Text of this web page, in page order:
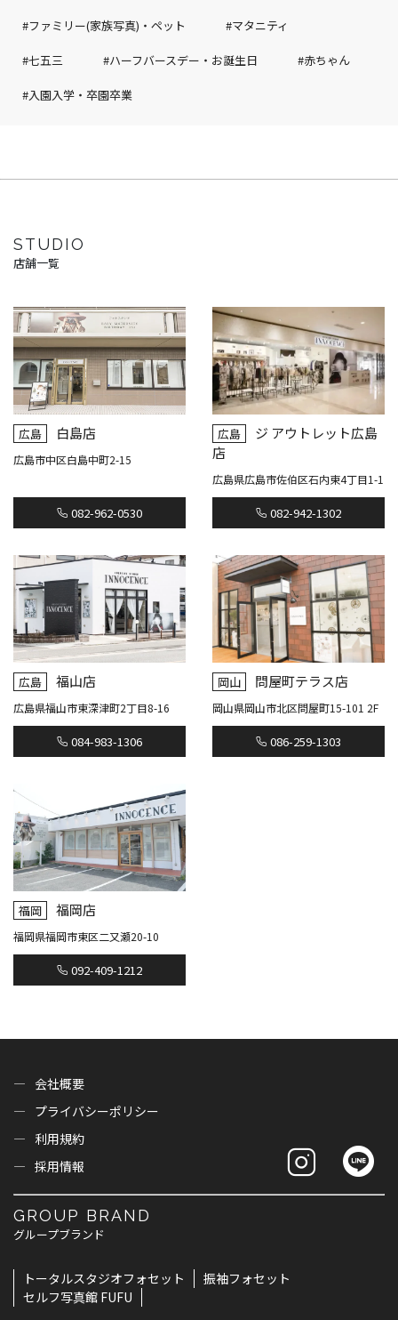
#ファミリー(家族写真)・ペット #マタニティ
#七五三 #ハーフバースデー・お誕生日 #赤ちゃん
#入園入学・卒園卒業
STUDIO
店舗一覧
広島 白島店
広島市中区白島中町2-15
082-962-0530
広島
ジ アウトレット広島
店
広島県広島市佐伯区石内東4丁目1-1
082-942-1302
広島 福山店
広島県福山市東深津町2丁目8-16
084-983-1306
岡山 問屋町テラス店
岡山県岡山市北区問屋町15-101 2F
086-259-1303
福岡 福岡店
福岡県福岡市東区二又瀬20-10
092-409-1212
会社概要
プライバシーポリシー
利用規約
採用情報
GROUP BRAND
グループブランド
トータルスタジオフォセット
振袖フォセット
セルフ写真館 FUFU